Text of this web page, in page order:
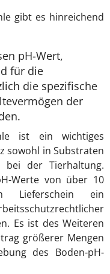
gibt es hinreichend
pH-Wert,
für die
die spezifische
der
ist ein wichtiges
sowohl in Substraten
bei der Tierhaltung.
Werte von über 10
Lieferschein ein
Es ist des Weiteren
größerer Mengen
des Boden-pH-